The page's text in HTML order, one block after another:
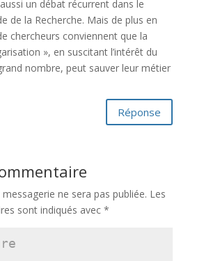
aussi un débat récurrent dans le
de la Recherche. Mais de plus en
chercheurs conviennent que la
», en suscitant l’intérêt du
nombre, peut sauver leur métier
Réponse
ne sera pas publiée. Les
sont indiqués avec *